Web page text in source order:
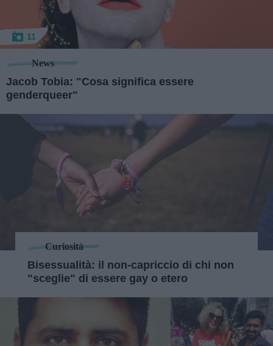
11
News
Jacob Tobia: "Cosa significa essere
genderqueer"
Curiosità
Bisessualità: il non-capriccio di chi non
"sceglie" di essere gay o etero